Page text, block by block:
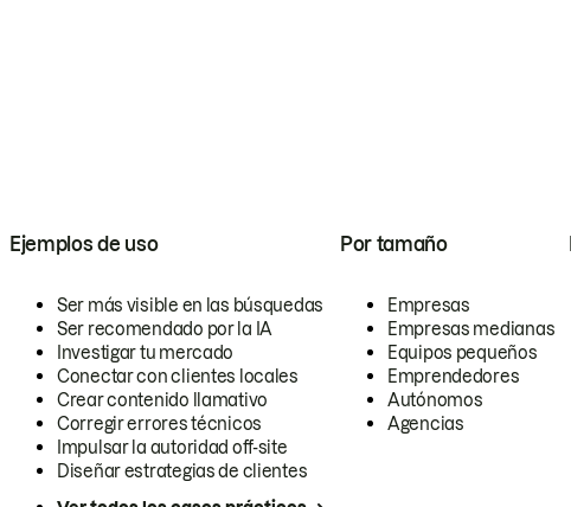
Ejemplos de uso
Ser más visible en las búsquedas
Ser recomendado por la IA
Investigar tu mercado
Conectar con clientes locales
Crear contenido llamativo
Corregir errores técnicos
Impulsar la autoridad off-site
Diseñar estrategias de clientes
Por tamaño
Empresas
Empresas medianas
Equipos pequeños
Emprendedores
Autónomos
Agencias